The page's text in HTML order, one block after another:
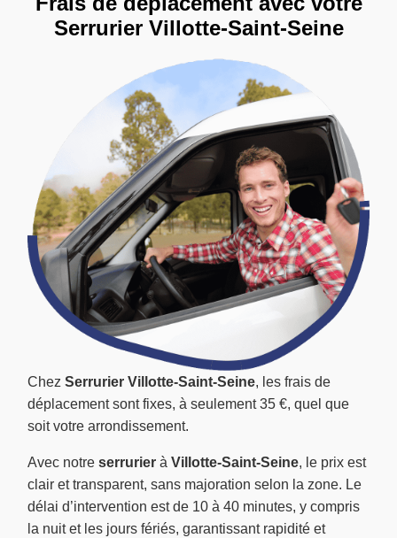
Chez Serrurier Villotte-Saint-Seine, les frais de
déplacement sont fixes, à seulement 35 €, quel que
soit votre arrondissement.
Avec notre serrurier à Villotte-Saint-Seine, le prix est
clair et transparent, sans majoration selon la zone. Le
délai d’intervention est de 10 à 40 minutes, y compris
la nuit et les jours fériés, garantissant rapidité et
Serrurier Villotte-Saint-Seine